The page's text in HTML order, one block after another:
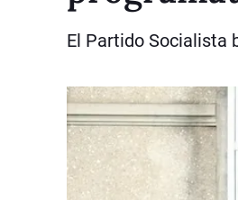
El Partido Socialista